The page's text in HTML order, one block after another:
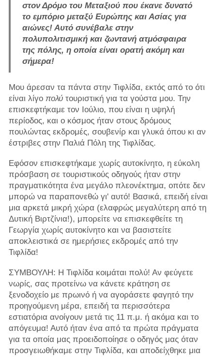
στον Δρόμο του Μεταξιού που έκανε δυνατό
το εμπόριο μεταξύ Ευρώπης και Ασίας για
αιώνες! Αυτό συνέβαλε στην
πολυπολιτισμική και ζωντανή ατμόσφαιρα
της πόλης, η οποία είναι ορατή ακόμη και
σήμερα!
Μου άρεσαν τα πάντα στην Τιφλίδα, εκτός από το ότι
είναι λίγο πολύτουριστική για τα γούστα μου. Την
επισκεφτήκαμε τον Ιούλιο, που είναι η υψηλή
περίοδος, και ο κόσμος ήταν στους δρόμους
πουλώντας εκδρομές, σουβενίρ και γλυκά όπου κι αν
έστριβες στην Παλιά Πόλη της Τιφλίδας.
Εφόσον επισκεφτήκαμε χωρίς αυτοκίνητο, η εύκολη
πρόσβαση σε τουριστικούς οδηγούς ήταν στην
πραγματικότητα ένα μεγάλο πλεονέκτημα, οπότε δεν
μπορώ να παραπονεθώ γι' αυτό! Βασικά, επειδή είναι
μια αρκετά μικρή χώρα (ελαφρώς μεγαλύτερη από τη
Δυτική Βιρτζίνια!), μπορείτε να επισκεφθείτε τη
Γεωργία χωρίς αυτοκίνητο και να βασιστείτε
αποκλειστικά σε ημερήσιες εκδρομές από την
Τιφλίδα!
ΣΥΜΒΟΥΛΗ: Η Τιφλίδα κοιμάται πολύ! Αν φεύγετε
νωρίς, σας προτείνω να κάνετε κράτηση σε
ξενοδοχείο με πρωινό ή να αγοράσετε φαγητό την
προηγούμενη μέρα, επειδή τα περισσότερα
εστιατόρια ανοίγουν μετά τις 11 π.μ. ή ακόμα και το
απόγευμα! Αυτό ήταν ένα από τα πρώτα πράγματα
για τα οποία μας προειδοποίησε ο οδηγός μας όταν
προσγειωθήκαμε στην Τιφλίδα, και αποδείχθηκε μια